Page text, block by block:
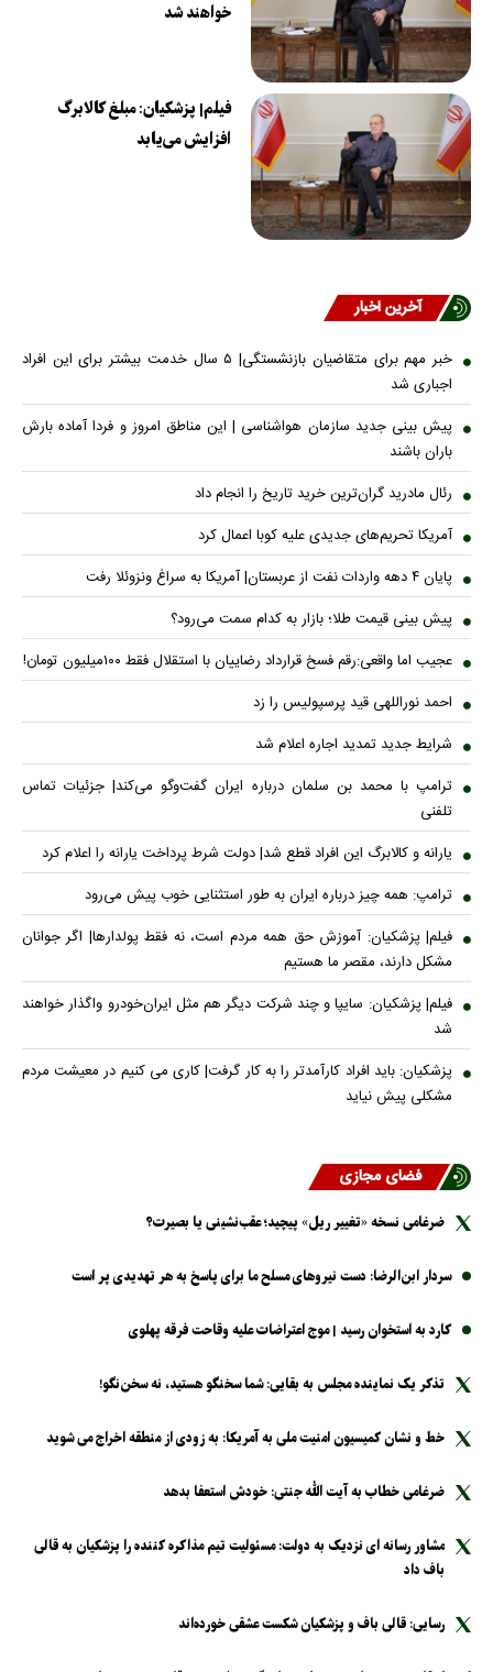
خواهند شد
فیلم| پزشکیان: مبلغ کالابرگ
افزایش می‌یابد
آخرین اخبار
خبر مهم برای متقاضیان بازنشستگی| ۵ سال خدمت بیشتر برای این افراد
اجباری شد
پیش بینی جدید سازمان هواشناسی | این مناطق امروز و فردا آماده بارش
باران باشند
رئال مادرید گران‌ترین خرید تاریخ را انجام داد
آمریکا تحریم‌های جدیدی علیه کوبا اعمال کرد
پایان ۴ دهه واردات نفت از عربستان| آمریکا به سراغ ونزوئلا رفت
پیش بینی قیمت طلا؛ بازار به کدام سمت می‌رود؟
عجیب اما واقعی:رقم فسخ قرارداد رضاییان با استقلال فقط ۱۰۰میلیون تومان!
احمد نوراللهی قید پرسپولیس را زد
شرایط جدید تمدید اجاره اعلام شد
ترامپ با محمد بن سلمان درباره ایران گفت‌وگو می‌کند| جزئیات تماس
تلفنی
یارانه و کالابرگ این افراد قطع شد| دولت شرط پرداخت یارانه را اعلام کرد
ترامپ: همه چیز درباره ایران به طور استثنایی خوب پیش می‌رود
فیلم| پزشکیان: آموزش حق همه مردم است، نه فقط پولدارها| اگر جوانان
مشکل دارند، مقصر ما هستیم
فیلم| پزشکیان: سایپا و چند شرکت دیگر هم مثل ایران‌خودرو واگذار خواهند
شد
پزشکیان: باید افراد کارآمدتر را به کار گرفت| کاری می کنیم در معیشت مردم
مشکلی پیش نیاید
فضای مجازی
ضرغامی نسخه «تغییر ریل» پیچید؛ عقب‌نشینی یا بصیرت؟
سردار ابن‌الرضا: دست نیرو‌های مسلح ما برای پاسخ به هر تهدیدی پر است
کارد به استخوان رسید | موج اعتراضات علیه وقاحت فرقه پهلوی
تذکر یک نماینده مجلس به بقایی: شما سخنگو هستید، نه سخن‌نگو!
خط و نشان کمیسیون امنیت ملی به آمریکا: به زودی از منطقه اخراج می شوید
ضرغامی خطاب به آیت الله جنتی: خودش استعفا بدهد
مشاور رسانه ای نزدیک به دولت: مسئولیت تیم مذاکره کننده را پزشکیان به قالی
باف داد
رسایی: قالی باف و پزشکیان شکست عشقی خورده‌اند